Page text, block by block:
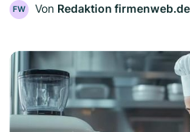
FW Von Redaktion firmenweb.de